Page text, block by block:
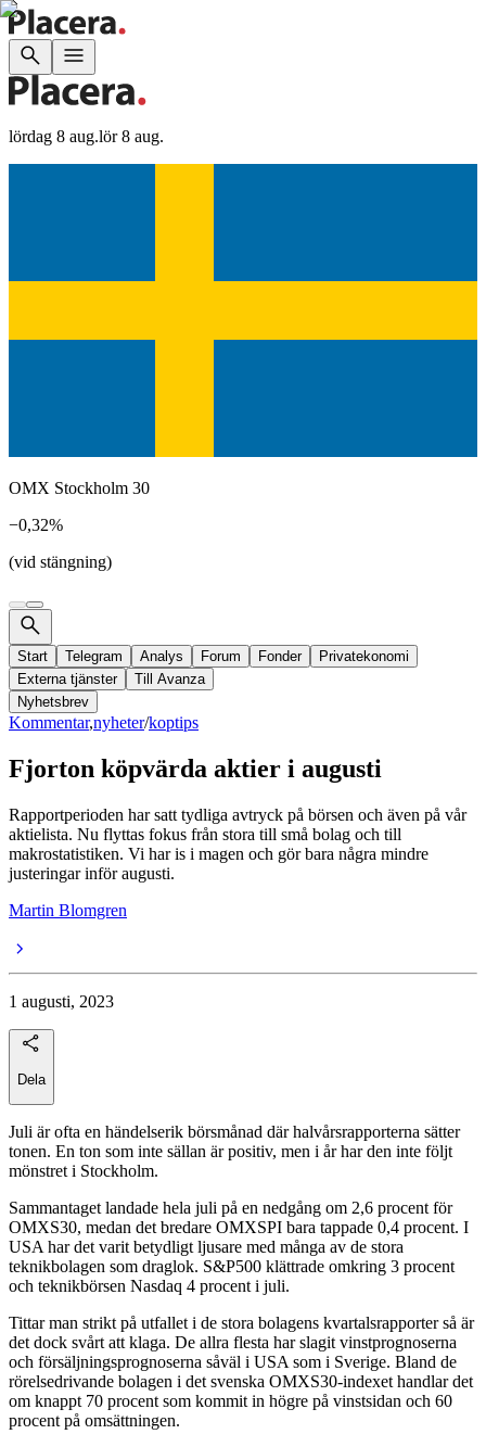
lördag 8 aug.lör 8 aug.
OMX Stockholm 30
−0,32%
(vid stängning)
Start Telegram Analys Forum Fonder
Privatekonomi
Externa tjänster
Till Avanza
Nyhetsbrev
Kommentar,nyheter/koptips
Fjorton köpvärda aktier i augusti
Rapportperioden har satt tydliga avtryck på börsen och även på vår
aktielista. Nu flyttas fokus från stora till små bolag och till
makrostatistiken. Vi har is i magen och gör bara några mindre
justeringar inför augusti.
Martin Blomgren
1 augusti, 2023
Dela
Juli är ofta en händelserik börsmånad där halvårsrapporterna sätter
tonen. En ton som inte sällan är positiv, men i år har den inte följt
mönstret i Stockholm.
Sammantaget landade hela juli på en nedgång om 2,6 procent för
OMXS30, medan det bredare OMXSPI bara tappade 0,4 procent. I
USA har det varit betydligt ljusare med många av de stora
teknikbolagen som draglok. S&P500 klättrade omkring 3 procent
och teknikbörsen Nasdaq 4 procent i juli.
Tittar man strikt på utfallet i de stora bolagens kvartalsrapporter så är
det dock svårt att klaga. De allra flesta har slagit vinstprognoserna
och försäljningsprognoserna såväl i USA som i Sverige. Bland de
rörelsedrivande bolagen i det svenska OMXS30-indexet handlar det
om knappt 70 procent som kommit in högre på vinstsidan och 60
procent på omsättningen.